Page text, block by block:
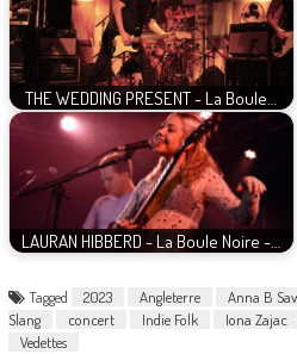
THE WEDDING PRESENT - La Boule…
LAURAN HIBBERD - La Boule Noire -…
Tagged 2023 Angleterre Anna B
Slang
concert Indie Folk Iona Zajac
Vedettes